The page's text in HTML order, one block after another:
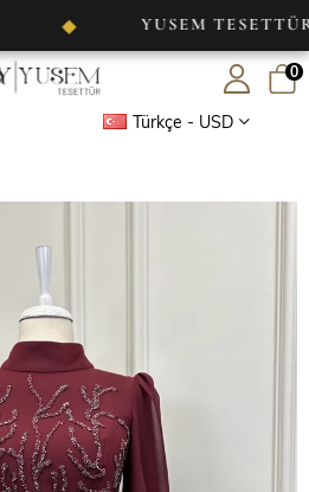
YUSEM TESETTÜR
Türkçe - USD
0